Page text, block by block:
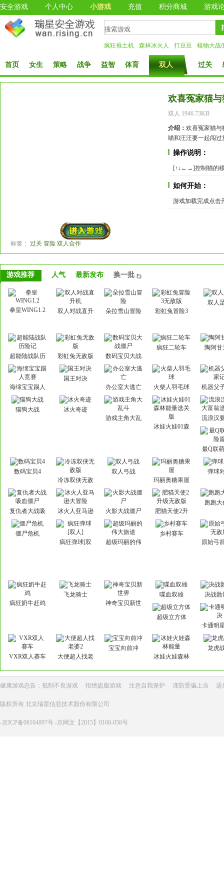
安全游戏 个人中心 小游戏 充值 积分商城 游戏
疯狂推土机 森林冰火人 打豆豆 植物大战
首页 女生 策略 战争 益智 体育 双人 过关
欢喜冤家猫与
双人 1946.73KB
介绍： 欢喜冤家猫与
喵和汪汪要一起闯
操作说明：
[↑↓←→]控制猫的
如何开始：
游戏加载完成点击
标签： 过关 冒险 双人合作
游戏推荐 人气 最新发布 换一批
拳皇WING1.2
双人对战直升
朵拉雪山冒险
彩虹兔冒险3
双人
超能陆战队历
彩虹兔无敌版
数码宝贝大战
疯狂二轮车 陶阿甘
海绵宝宝踢人
国王对决
办公室大逃亡
火柴人羽毛球
机器父
猫狗大战
冰火奇迹
游戏主角大乱
冰娃火娃01森
流浪汉
最Q联
数码宝贝4
冷冻双侠无敌
双人弓战
玛丽奥糖果屋
弹球
复仇者大战吸
冰火人亚马逊
火影大战僵尸
肥猫天使2升
跑跑大
僵尸危机
疯狂弹球[双
超级玛丽的伟
乡村赛车
原始弓
疯狂奶牛赶鸡
飞龙骑士
神奇宝贝新世
喋血双雄 决战骷
超级立方体
卡通明
VXR双人赛车
大便超人找老
宝宝向前冲
冰娃火娃森林
龙虎
健康游戏忠告：抵制不良游戏 拒绝盗版游戏 注意自我保护 谨防受骗上当 适
版权所有 北京瑞星信息技术股份有限公司
-京ICP备08104897号 -京网文【2015】0108-058号